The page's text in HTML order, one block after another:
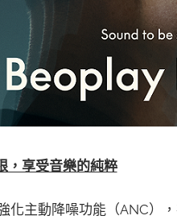
，享受音樂的純粹
化主動降噪功能（ANC）